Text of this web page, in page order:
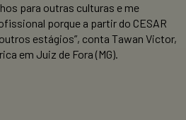
para outras culturas e me
porque a partir do CESAR
estágios”, conta Tawan Victor,
em Juiz de Fora (MG).